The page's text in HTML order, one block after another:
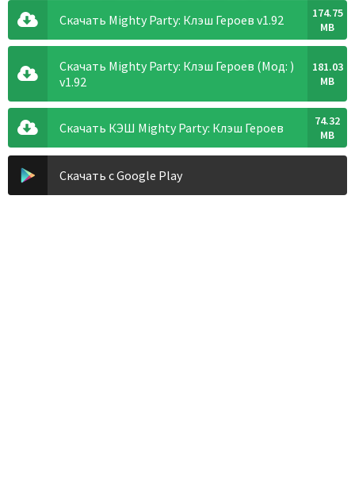
Скачать Mighty Party: Клэш Героев v1.92
174.75
MB
Скачать Mighty Party: Клэш Героев (Мод: )
v1.92
181.03
MB
Скачать КЭШ Mighty Party: Клэш Героев
74.32
MB
Скачать с Google Play